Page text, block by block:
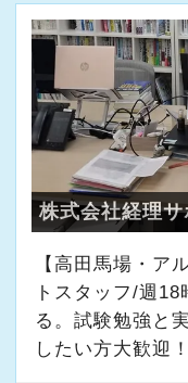
株式会社経理
【高田馬場・ア
トスタッフ/週
る。試験勉強と
したい方大歓迎